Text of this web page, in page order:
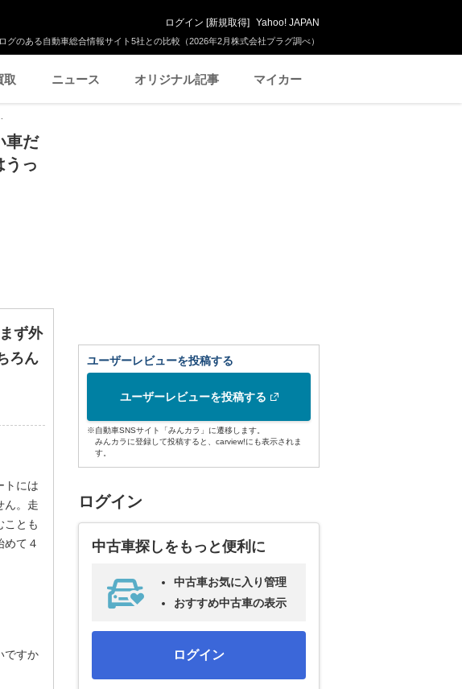
グのある自動車総合情報サイト5社との比較（2026年2月株式会社プラグ調べ）
ログイン [新規取得] Yahoo! JAPAN
取 ニュース オリジナル記事 マイカー
車だ
うっ
ず外
ろん
トには
ん。走
ことも
めて４
ですか
ユーザーレビューを投稿する
ユーザーレビューを投稿する
※自動車SNSサイト「みんカラ」に遷移します。
みんカラに登録して投稿すると、carview!にも表示されま
す。
ログイン
中古車探しをもっと便利に
中古車お気に入り管理
おすすめ中古車の表示
ログイン